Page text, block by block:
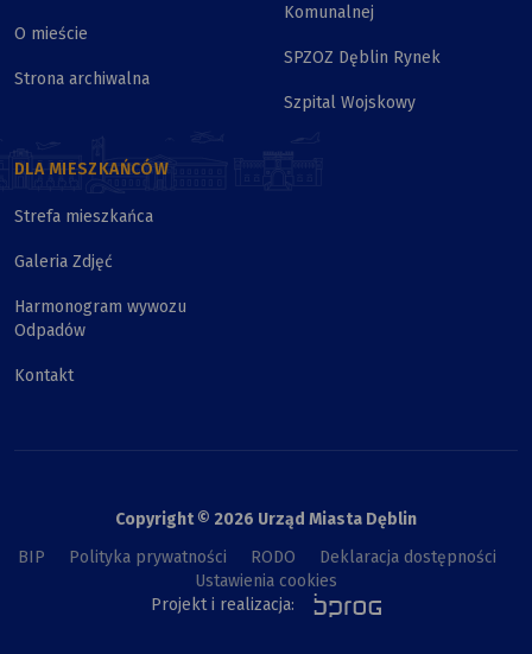
O mieście
Strona archiwalna
Komunalnej
SPZOZ Dęblin Rynek
Szpital Wojskowy
DLA MIESZKAŃCÓW
Strefa mieszkańca
Galeria Zdjęć
Harmonogram wywozu
Odpadów
Kontakt
Copyright © 2026 Urząd Miasta Dęblin
BIP
Polityka prywatności RODO
Deklaracja dostępności
Ustawienia cookies
Projekt i realizacja: